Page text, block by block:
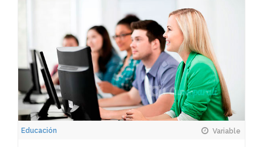
Educación Variable